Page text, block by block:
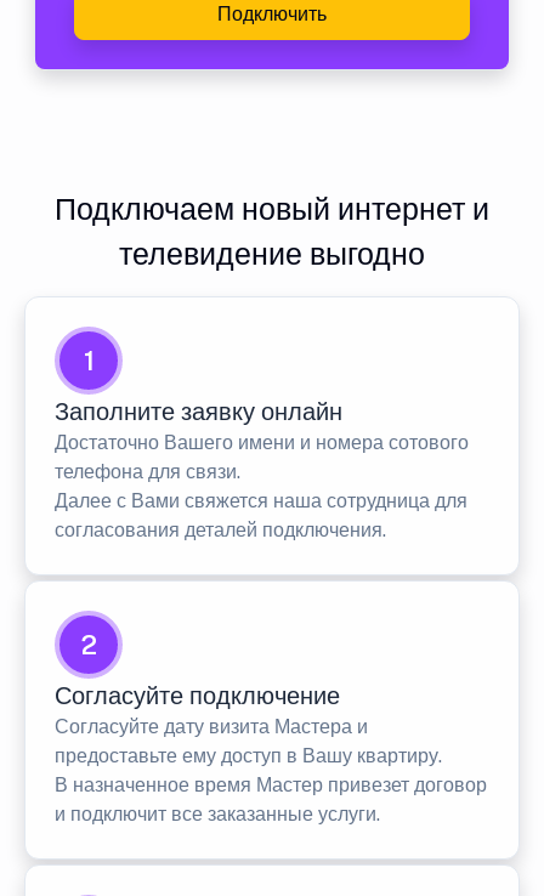
Подключить
Подключаем новый интернет и
телевидение выгодно
1
Заполните заявку онлайн
Достаточно Вашего имени и номера сотового
телефона для связи.
Далее с Вами свяжется наша сотрудница для
согласования деталей подключения.
2
Согласуйте подключение
Согласуйте дату визита Мастера и
предоставьте ему доступ в Вашу квартиру.
В назначенное время Мастер привезет договор
и подключит все заказанные услуги.